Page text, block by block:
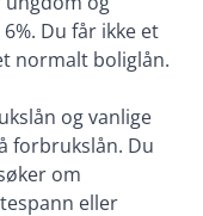
forbrukslån med
av en
lån med lav
Du får ikke et
normalt boliglån.
og vanlige
forbrukslån. Du
om
eller